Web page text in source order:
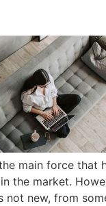
main force that
the market.
new, from